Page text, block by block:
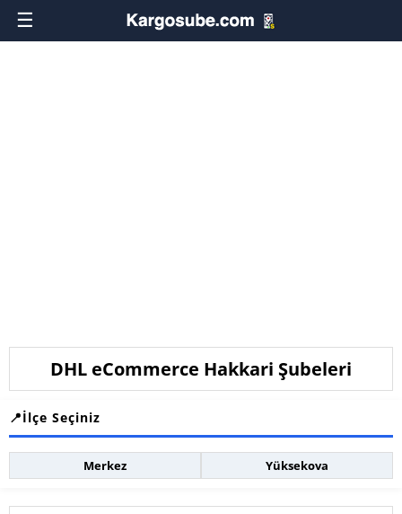
☰
DHL eCommerce Hakkari Şubeleri
İlçe Seçiniz
Merkez Yüksekova